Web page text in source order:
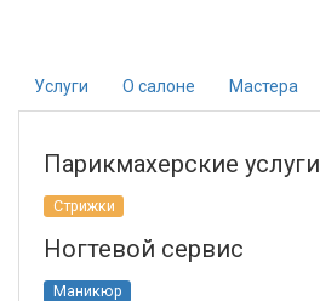
Услуги О салоне Мастера
Парикмахерские услуги
Стрижки
Ногтевой сервис
Маникюр